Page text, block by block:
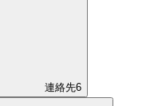
連絡先6